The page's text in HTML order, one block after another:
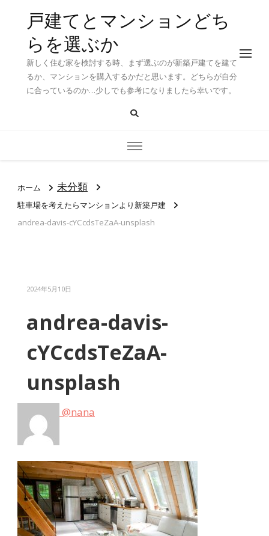
戸建てとマンションどち
らを選ぶか
新しく住む家を検討する時、まず選ぶのが新築戸建てを建て
るか、マンションを購入するかだと思います。どちらが自分
に合っているのか…少しでも参考になりましたら幸いです。
ホーム 未分類
駐車場を考えたらマンションより新築戸建
andrea-davis-cYCcdsTeZaA-unsplash
2024年5月10日
andrea-davis-
cYCcdsTeZaA-
unsplash
@nana